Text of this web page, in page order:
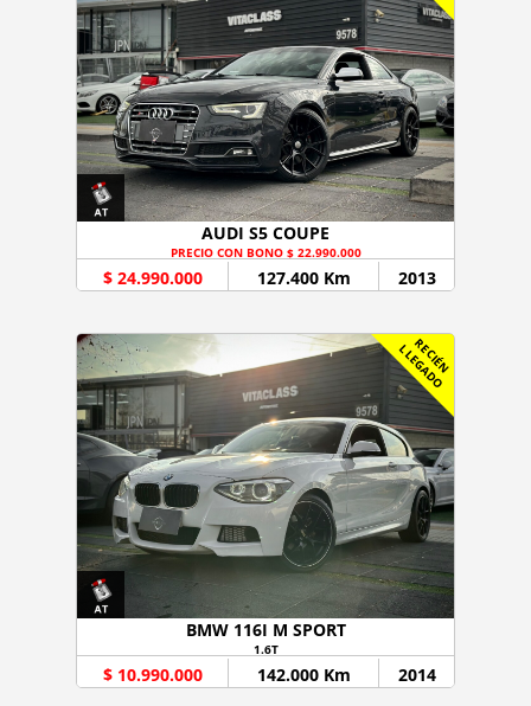
AUDI S5 COUPE
PRECIO CON BONO $ 22.990.000
$ 24.990.000 127.400 Km 2013
R
E
C
I
É
N
L
L
E
G
A
D
O
BMW 116I M SPORT
1.6T
$ 10.990.000 142.000 Km 2014